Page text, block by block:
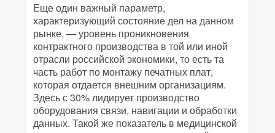
Еще один важный параметр,
характеризующий состояние дел на данном
рынке, — уровень проникновения
контрактного производства в той или иной
отрасли российской экономики, то есть та
часть работ по монтажу печатных плат,
которая отдается внешним организациям.
Здесь с 30% лидирует производство
оборудования связи, навигации и обработки
данных. Такой же показатель в медицинской